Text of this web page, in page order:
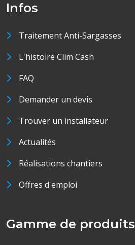
Infos
Traitement Anti-Sargasses
L'histoire Clim Cash
FAQ
Demander un devis
Trouver un installateur
Actualités
Réalisations chantiers
Offres d'emploi
Gamme de produits